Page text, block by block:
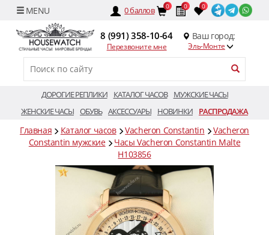
0баллов 0 0 0
8 (991) 358-10-64
Перезвоните мне
Ваш город:
Эль-Монте
ДОРОГИЕ РЕПЛИКИ КАТАЛОГ ЧАСОВ
МУЖСКИЕ ЧАСЫ
ЖЕНСКИЕ ЧАСЫ ОБУВЬ АКСЕССУАРЫ НОВИНКИ РАСПРОДАЖА
Главная Каталог часов Vacheron Constantin
Vacheron
Constantin мужские
Часы Vacheron Constantin Malte
H103856